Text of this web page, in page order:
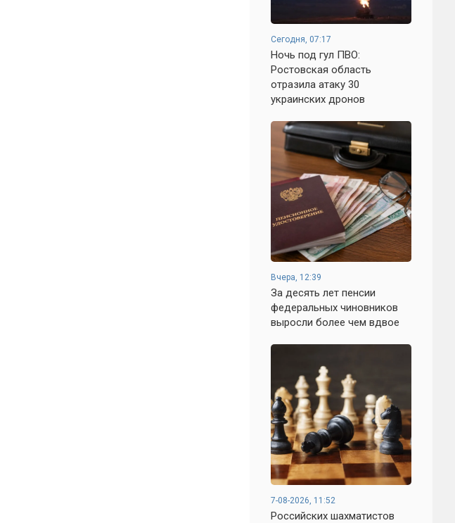
Сегодня, 07:17
Ночь под гул ПВО:
Ростовская область
отразила атаку 30
украинских дронов
Вчера, 12:39
За десять лет пенсии
федеральных чиновников
выросли более чем вдвое
7-08-2026, 11:52
Российских шахматистов